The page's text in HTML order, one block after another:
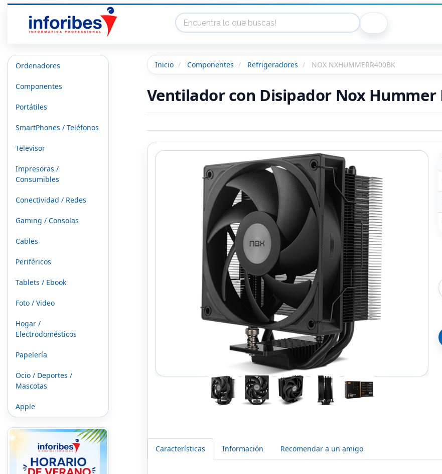
Ordenadores
Componentes
Portátiles
SmartPhones / Teléfonos
Televisor
Impresoras /
Consumibles
Conectividad / Redes
Gaming / Consolas
Cables
Periféricos
Tablets / Ebook
Foto / Video
Hogar /
Electrodomésticos
Papelería
Ocio / Deportes /
Mascotas
Apple
Inicio Componentes Refrigeradores NOX NXHUMMERR400BK
Ventilador con Disipador Nox Hummer
Características Información Recomendar a un amigo